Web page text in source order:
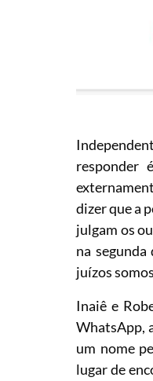
responder
dizer que a
julgam os
na
juízos
Inaiê e
WhatsApp,
um nome
lugar de